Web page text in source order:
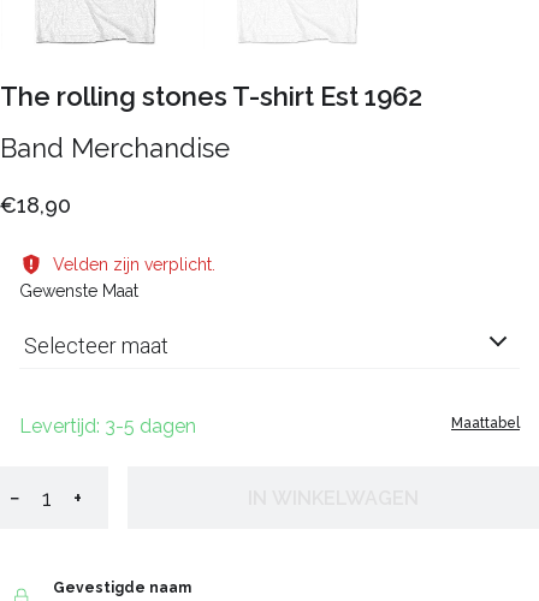
The rolling stones T-shirt Est 1962
Band Merchandise
€18,90
Velden zijn verplicht.
Gewenste Maat
Selecteer maat
Maattabel
Levertijd: 3-5 dagen
− +
Gevestigde naam